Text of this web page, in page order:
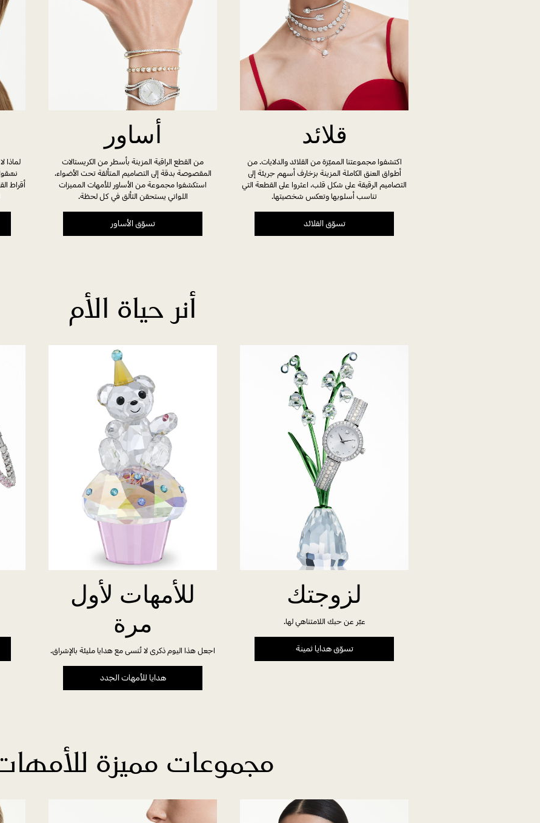
قلائد
اكتشفوا مجموعتنا المميّزة من القلائد والدلايات. من
أطواق العنق الكاملة المزينة بزخارف أسهم جريئة إلى
التصاميم الرقيقة على شكل قلب، اعثروا على القطعة التي
تناسب أسلوبها وتعكس شخصيتها.
تسوّق القلائد
أساور
من القطع الراقية المزينة بأسطر من الكريستالات
المقصوصة بدقة إلى التصاميم المتألقة تحت الأضواء،
استكشفوا مجموعة من الأساور للأمهات المميزات
اللواتي يستحقن التألق في كل لحظة.
تسوّق الأساور
لماذا
أقراط
أنر حياة الأم
لزوجتك
عبّر عن حبك اللامتناهي لها.
تسوّق هدايا ثمينة
للأمهات لأول
مرة
اجعل هذا اليوم ذكرى لا تُنسى مع هدايا مليئة بالإشراق.
هدايا للأمهات الجدد
مجموعات مميزة